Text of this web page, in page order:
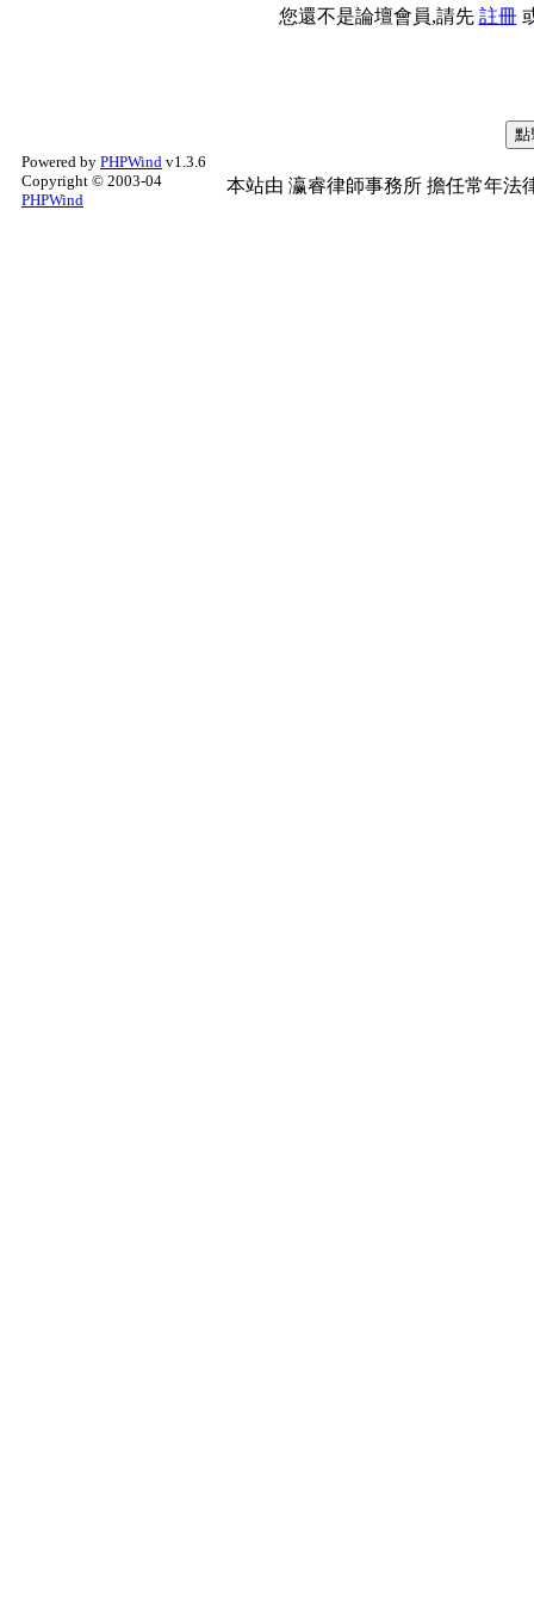
您還不是論壇會員,請先 註冊
Powered by PHPWind v1.3.6
Copyright © 2003-04
PHPWind
本站由 瀛睿律師事務所 擔任常年法